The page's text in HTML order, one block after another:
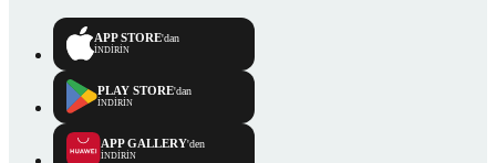
APP STORE'dan
İNDİRİN
PLAY STORE'dan
İNDİRİN
APP GALLERY'den
İNDİRİN